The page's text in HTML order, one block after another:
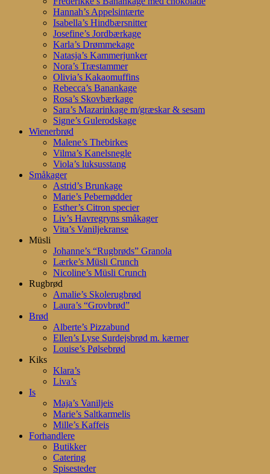
Hannah’s Appelsintærte
Isabella’s Hindbærsnitter
Josefine’s Jordbærkage
Karla’s Drømmekage
Natasja’s Kammerjunker
Nora’s Træstammer
Olivia’s Kakaomuffins
Rebecca’s Banankage
Rosa’s Skovbærkage
Sara’s Mazarinkage m/græskar & sesam
Signe’s Gulerodskage
Wienerbrød
Malene’s Thebirkes
Vilma’s Kanelsnegle
Viola’s luksusstang
Småkager
Astrid’s Brunkage
Marie’s Pebernødder
Esther’s Citron specier
Liv’s Havregryns småkager
Vita’s Vaniljekranse
Müsli
Johanne’s “Rugbrøds” Granola
Lærke’s Müsli Crunch
Nicoline’s Müsli Crunch
Rugbrød
Amalie’s Skolerugbrød
Laura’s “Grovbrød”
Brød
Alberte’s Pizzabund
Ellen’s Lyse Surdejsbrød m. kærner
Louise’s Pølsebrød
Kiks
Klara’s
Liva’s
Is
Maja’s Vaniljeis
Marie’s Saltkarmelis
Mille’s Kaffeis
Forhandlere
Butikker
Catering
Spisesteder